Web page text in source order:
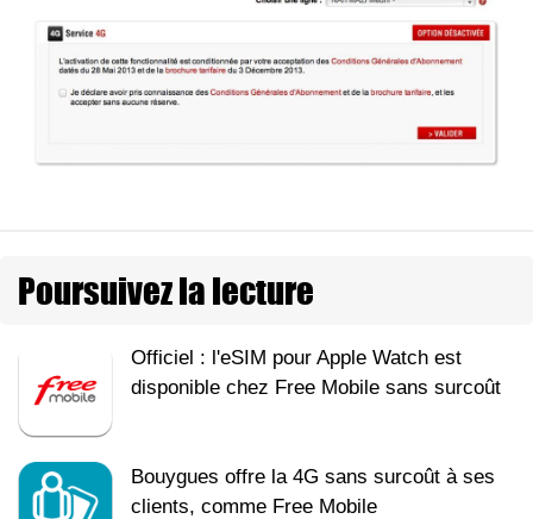
Poursuivez la lecture
Officiel : l'eSIM pour Apple Watch est
disponible chez Free Mobile sans surcoût
Bouygues offre la 4G sans surcoût à ses
clients, comme Free Mobile